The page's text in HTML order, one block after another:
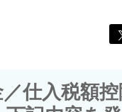
仕入税額